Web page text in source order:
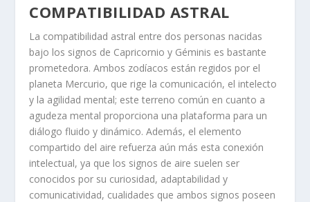
COMPATIBILIDAD ASTRAL
La compatibilidad astral entre dos personas nacidas
bajo los signos de Capricornio y Géminis es bastante
prometedora. Ambos zodíacos están regidos por el
planeta Mercurio, que rige la comunicación, el intelecto
y la agilidad mental; este terreno común en cuanto a
agudeza mental proporciona una plataforma para un
diálogo fluido y dinámico. Además, el elemento
compartido del aire refuerza aún más esta conexión
intelectual, ya que los signos de aire suelen ser
conocidos por su curiosidad, adaptabilidad y
comunicatividad, cualidades que ambos signos poseen